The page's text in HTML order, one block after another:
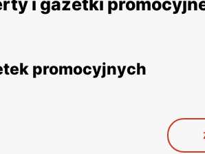
i gazetki
promocyjnych